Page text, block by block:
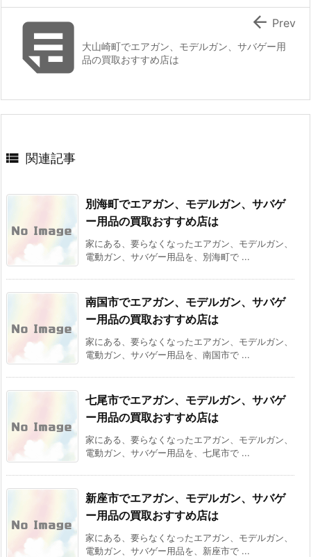
大山崎町でエアガン、モデルガン、サバゲー用
品の買取おすすめ店は
 Prev
 関連記事
別海町でエアガン、モデルガン、サバゲ
ー用品の買取おすすめ店は
家にある、要らなくなったエアガン、モデルガン、
電動ガン、サバゲー用品を、別海町で ...
南国市でエアガン、モデルガン、サバゲ
ー用品の買取おすすめ店は
家にある、要らなくなったエアガン、モデルガン、
電動ガン、サバゲー用品を、南国市で ...
七尾市でエアガン、モデルガン、サバゲ
ー用品の買取おすすめ店は
家にある、要らなくなったエアガン、モデルガン、
電動ガン、サバゲー用品を、七尾市で ...
新座市でエアガン、モデルガン、サバゲ
ー用品の買取おすすめ店は
家にある、要らなくなったエアガン、モデルガン、
電動ガン、サバゲー用品を、新座市で ...